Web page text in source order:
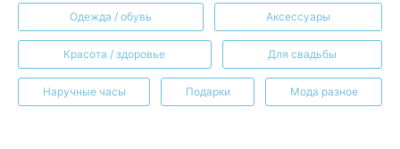
Одежда / обувь Аксессуары
Красота / здоровье Для свадьбы
Наручные часы Подарки Мода разное